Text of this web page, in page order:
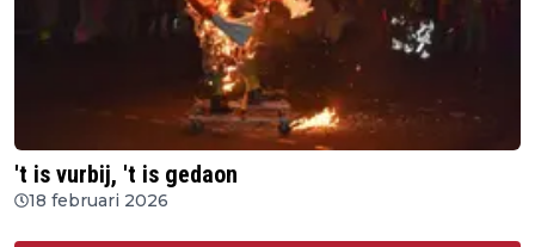
't is vurbij, 't is gedaon
18 februari 2026